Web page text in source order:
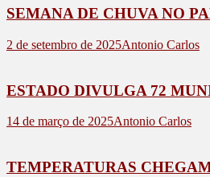
SEMANA DE CHUVA NO
2 de setembro de 2025Antonio Carlos
ESTADO DIVULGA 72
14 de março de 2025Antonio Carlos
TEMPERATURAS